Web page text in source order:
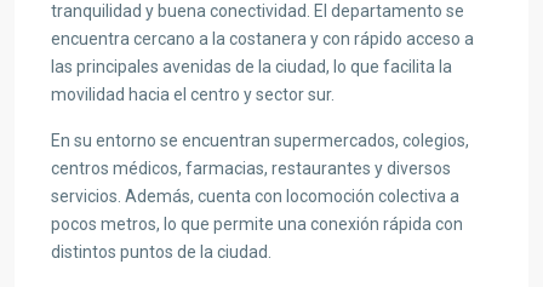
tranquilidad y buena conectividad. El departamento se
encuentra cercano a la costanera y con rápido acceso a
las principales avenidas de la ciudad, lo que facilita la
movilidad hacia el centro y sector sur.
En su entorno se encuentran supermercados, colegios,
centros médicos, farmacias, restaurantes y diversos
servicios. Además, cuenta con locomoción colectiva a
pocos metros, lo que permite una conexión rápida con
distintos puntos de la ciudad.